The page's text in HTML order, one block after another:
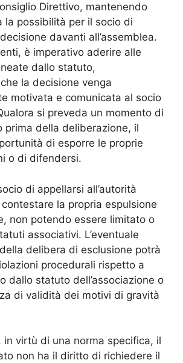
Direttivo, mantenendo
la possibilità per il socio di
davanti all’assemblea.
è imperativo aderire alle
dallo statuto,
la decisione venga
motivata e comunicata al socio
si preveda un momento di
prima della deliberazione, il
di esporre le proprie
o di difendersi.
di appellarsi all’autorità
la propria espulsione
non potendo essere limitato o
associativi. L’eventuale
delibera di esclusione potrà
procedurali rispetto a
dallo statuto dell’associazione o
di validità dei motivi di gravità
in virtù di una norma specifica, il
non ha il diritto di richiedere il